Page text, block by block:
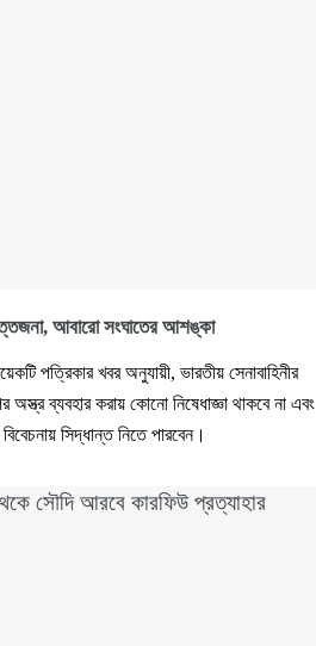
আবারো সংঘাতের আশঙ্কা
পত্রিকার খবর অনুযায়ী, ভারতীয় সেনাবাহিনীর
অস্ত্র ব্যবহার করায় কোনো নিষেধাজ্ঞা থাকবে না এবং
সিদ্ধান্ত নিতে পারবেন।